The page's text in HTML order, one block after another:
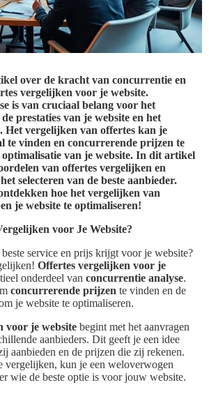
over de kracht van concurrentie en
vergelijken voor je website.
is van cruciaal belang voor het
prestaties van je website en het
Het vergelijken van offertes kan je
te vinden en concurrerende prijzen te
van je website. In dit artikel
van offertes vergelijken en
selecteren van de beste aanbieder.
hoe het vergelijken van
je website te optimaliseren!
voor Je Website?
service en prijs krijgt voor je website?
Offertes vergelijken voor je
onderdeel van concurrentie analyse.
concurrerende prijzen te vinden en de
je website te optimaliseren.
voor je website begint met het aanvragen
aanbieders. Dit geeft je een idee
aanbieden en de prijzen die zij rekenen.
vergelijken, kun je een weloverwogen
wie de beste optie is voor jouw website.